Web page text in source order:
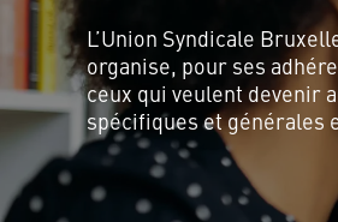
L’Union Syndicale
organise, pour ses
ceux qui veulent devenir
spécifiques et générales